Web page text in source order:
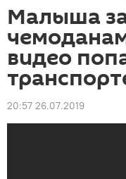
Малыша
видео
20:57 26.07.2019